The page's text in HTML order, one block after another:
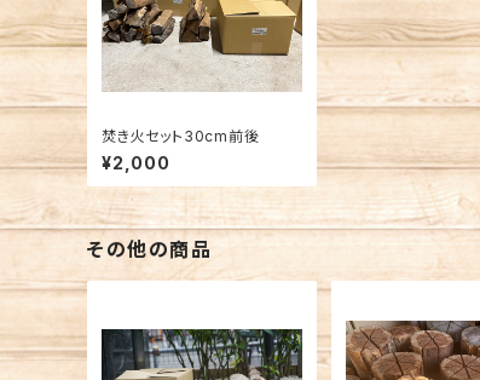
焚き火セット30cm前後
¥2,000
その他の商品